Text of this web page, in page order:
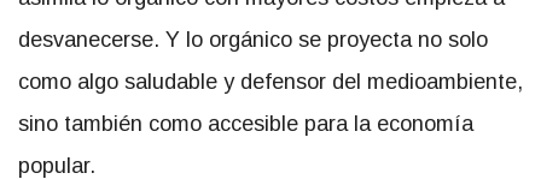
desvanecerse. Y lo orgánico se proyecta no solo
como algo saludable y defensor del medioambiente,
sino también como accesible para la economía
popular.